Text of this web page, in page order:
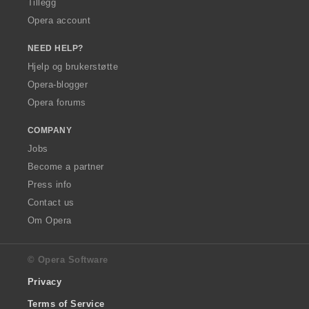
Tillegg
Opera account
NEED HELP?
Hjelp og brukerstøtte
Opera-blogger
Opera forums
COMPANY
Jobs
Become a partner
Press info
Contact us
Om Opera
© Opera Software
Privacy
Terms of Service